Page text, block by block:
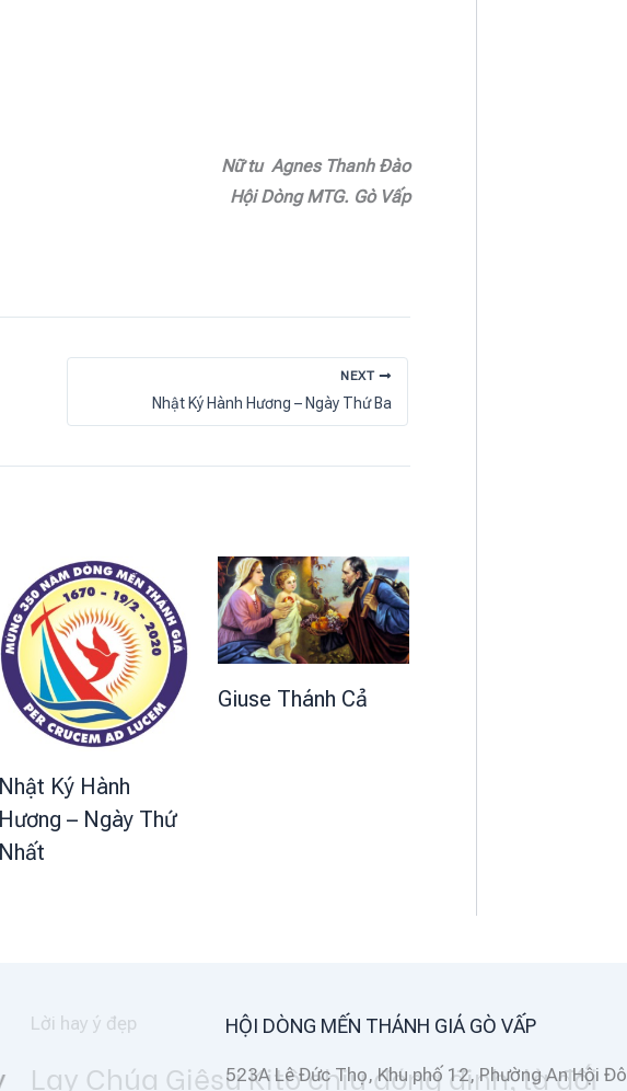
Nữ tu Agnes Thanh Đào
Hội Dòng MTG. Gò Vấp
NEXT
Nhật Ký Hành Hương – Ngày Thứ Ba
Nhật Ký Hành
Hương – Ngày Thứ
Nhất
Giuse Thánh Cả
là đối
HỘI DÒNG MẾN THÁNH GIÁ GÒ VẤP
523A Lê Đức Thọ, Khu phố 12, Phường An Hội